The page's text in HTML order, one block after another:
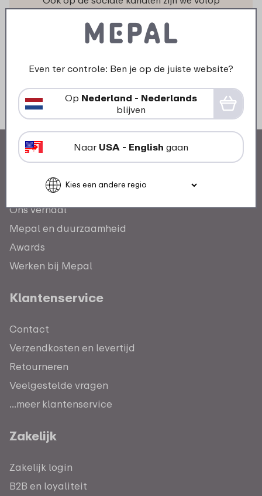
Ons verhaal
Mepal en duurzaamheid
Awards
Werken bij Mepal
Klantenservice
Contact
Verzendkosten en levertijd
Retourneren
Veelgestelde vragen
...meer klantenservice
Zakelijk
Zakelijk login
B2B en loyaliteit
Even ter controle: Ben je op de juiste website?
Op Nederland - Nederlands
blijven
Naar USA - English gaan